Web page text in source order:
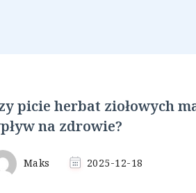
picie herbat ziołowych
na zdrowie?
Maks 2025-12-18